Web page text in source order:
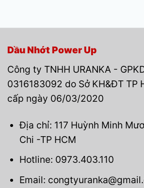
Dầu Nhớt Power Up
Công ty TNHH URANKA -
0316183092 do Sở KH&ĐT TP
cấp ngày 06/03/2020
Địa chỉ: 117 Huỳnh Minh
Chi -TP HCM
Hotline: 0973.403.110
Email: